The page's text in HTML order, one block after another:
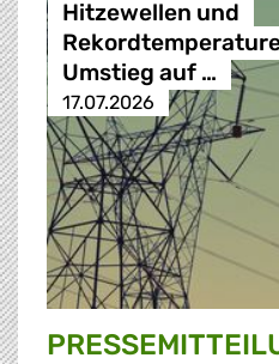
Hitzewellen und
Umstieg auf …
17.07.2026